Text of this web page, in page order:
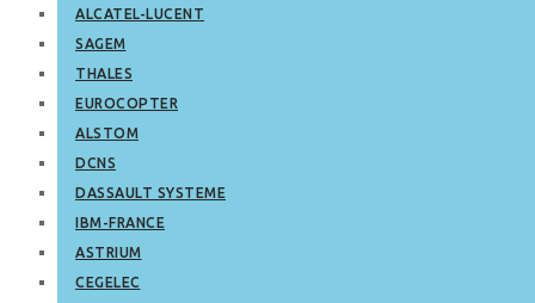
ALCATEL-LUCENT
SAGEM
THALES
EUROCOPTER
ALSTOM
DCNS
DASSAULT SYSTEME
IBM-FRANCE
ASTRIUM
CEGELEC